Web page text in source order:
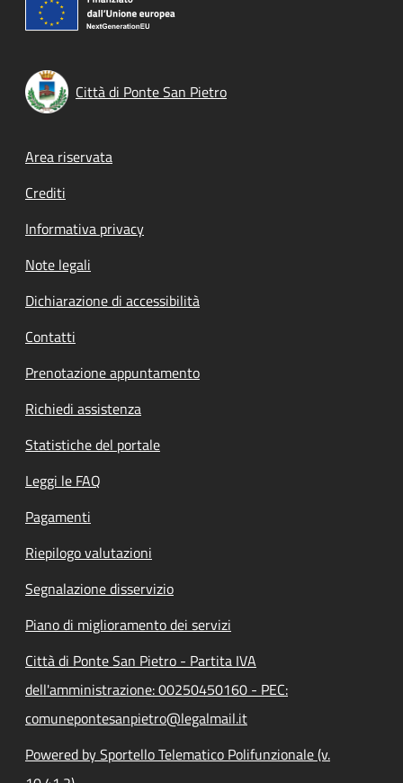
Città di Ponte San Pietro
Footer menu
Area riservata
Crediti
Informativa privacy
Note legali
Dichiarazione di accessibilità
Contatti
Prenotazione appuntamento
Richiedi assistenza
Statistiche del portale
Leggi le FAQ
Pagamenti
Riepilogo valutazioni
Segnalazione disservizio
Piano di miglioramento dei servizi
Città di Ponte San Pietro - Partita IVA
dell'amministrazione: 00250450160 - PEC:
comunepontesanpietro@legalmail.it
Powered by Sportello Telematico Polifunzionale (v.